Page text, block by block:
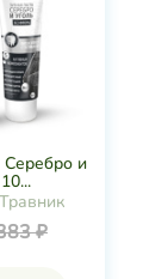
Серебро и
₽